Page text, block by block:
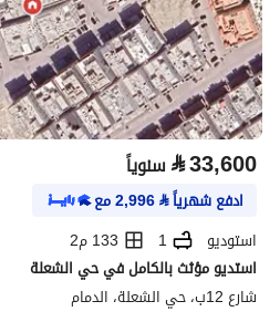
⃁33,600 سنوياً
ادفع شهرياً⃁
2,996مع
استوديو
1
133 م2
استديو مؤثث بالكامل في حي الشعلة
شارع 12ب، حي الشعلة، الدمام